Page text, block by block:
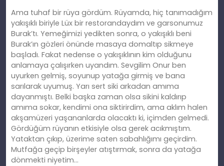
Ama tuhaf bir rüya gördüm. Rüyamda, hiç tanımadığım
yakışıklı biriyle Lüx bir restorandaydım ve garsonumuz
Burak’tı. Yemeğimizi yedikten sonra, o yakışıklı beni
Burak’ın gözleri önünde masaya domaltıp sikmeye
başladı. Fakat nedense o yakışıklının kim olduğunu
anlamaya çalışırken uyandım. Sevgilim Onur ben
uyurken gelmiş, soyunup yatağa girmiş ve bana
sarılarak uyumuş. Yarı sert siki arkadan amıma
dayanmıştı. Belki başka zaman olsa sikini kaldırıp
amıma sokar, kendimi ona siktirirdim, ama aklım halen
akşamüzeri yaşananlarda olacaktı ki, içimden gelmedi.
Gördüğüm rüyanın etkisiyle olsa gerek acıkmıştım.
Yataktan çıkıp, üzerime saten sabahlığımı geçirdim.
Mutfağa geçip birşeyler atıştırmak, sonra da yatağa
dönmekti niyetim…